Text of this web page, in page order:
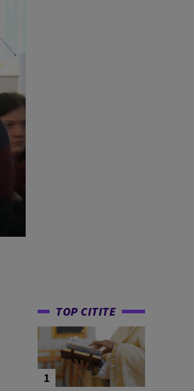
TOP CITITE
1